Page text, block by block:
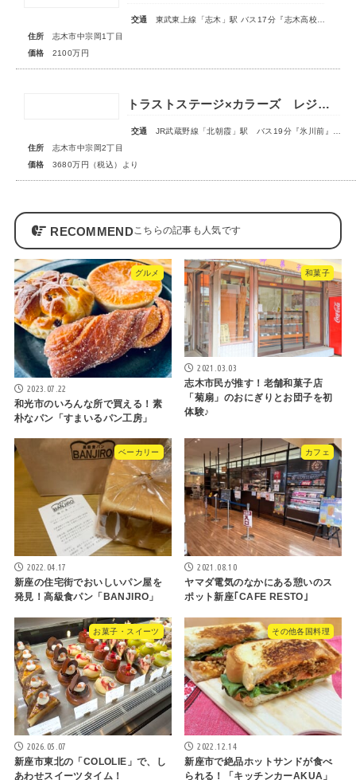
交通
東武東上線「志木」駅 バス17分『志木高校入口』停 徒歩5分
住所
志木市中宗岡1丁目
価格
2100万円
トラストステージ×カラーズ レジデンス志木市中宗岡2丁目14期 全3棟◆販売開始◆
交通
JR武蔵野線「北朝霞」駅 バス19分『氷川前』停歩4分
住所
志木市中宗岡2丁目
価格
3680万円（税込）より
RECOMMEND
グルメ
2023.07.22
和光市のいろんな所で買える！素
朴なパン「すまいるパン工房」
和菓子
2021.03.03
志木市民が推す！老舗和菓子店
「菊扇」のおにぎりとお団子を初
体験♪
ベーカリー
2022.04.17
新座の住宅街でおいしいパン屋を
発見！高級食パン「BANJIRO」
カフェ
2021.08.10
ヤマダ電気のなかにある憩いのス
ポット新座｢CAFE RESTO｣
お菓子・スイーツ
2026.05.07
新座市東北の「COLOLIE」で、し
あわせスイーツタイム！
その他各国料理
2022.12.14
新座市で絶品ホットサンドが食べ
られる！「キッチンカーAKUA」